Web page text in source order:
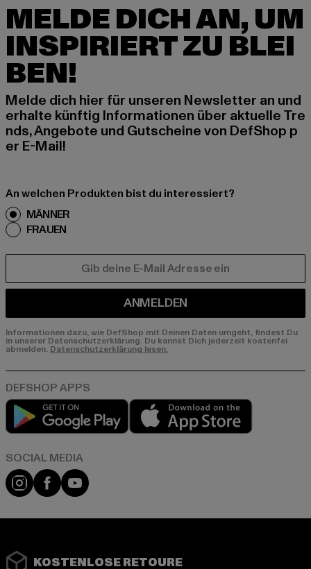
MELDE DICH AN, UM
INSPIRIERT ZU BLEI
BEN!
Melde dich hier für unseren Newsletter an und
erhalte künftig Informationen über aktuelle Tre
nds, Angebote und Gutscheine von DefShop p
er E-Mail!
An welchen Produkten bist du interessiert?
MÄNNER
FRAUEN
ANMELDEN
Informationen dazu, wie DefShop mit Deinen Daten umgeht, findest Du
in unserer Datenschutzerklärung. Du kannst Dich jederzeit kostenfei
abmelden. Datenschutzerklärung lesen.
Play market
Instagram
FacebookYouTube
KOSTENLOSE RETOURE